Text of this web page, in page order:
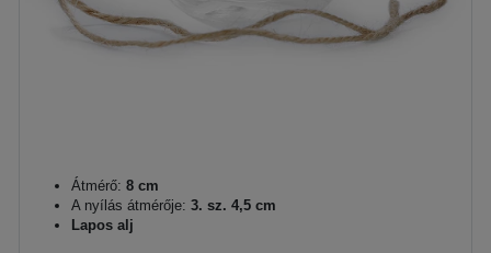
Átmérő: 8 cm
A nyílás átmérője: 3. sz. 4,5 cm
Lapos alj